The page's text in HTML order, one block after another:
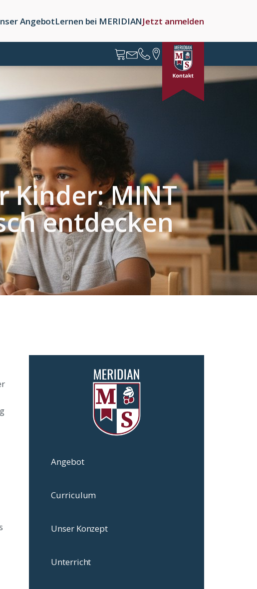
AngebotLernen bei MERIDIANJetzt anmelden
Kinder: MINT
entdecken
Angebot
Curriculum
Unser Konzept
Unterricht